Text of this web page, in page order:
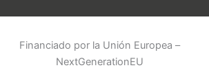
Financiado por la Unión Europea –
NextGenerationEU